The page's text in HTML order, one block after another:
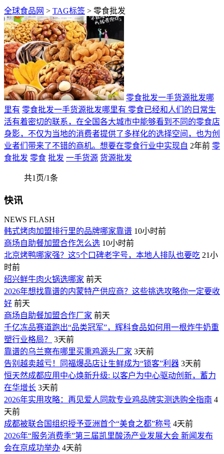
全球食品网 > TAG标签 > 零食批发
零食批发一手货源批发哪
里有 零食批发一手货源批发哪里有 零食已经和人们的日常生
活有着密切的联系，在全国各大城市中能够看到不同的零食店
身影，不仅为当地的消费者提供了多样化的选择空间，也为创
业者们带来了不错的商机。想要在零食行业中实现自 2年前 零
食批发 零食 批发 一手货源 货源批发
共1页/1条
快讯
NEWS FLASH
韩式烤肉加盟排行里的品牌哪家靠谱 10小时前
商场自助餐加盟合作怎么选 10小时前
北京烤鸭哪家强？这5个口碑老字号，本地人排队也要吃 21小
时前
绍兴鲜牛肉火锅选哪家 前天
2026年想找靠谱的内蒙特产供应商？这些挑选攻略你一定要收
好 前天
商场自助餐加盟合作厂家 前天
千亿冻品赛道跑出“品类冠军”，辉科食品如何用一根炸牛奶重
塑行业格局？
3天前
靠谱的乌兰察布哪里买熏鸡源头厂家 3天前
告别越卖越亏！同福爆品店让生鲜成为“锁客”利器 3天前
恒天然成都应用中心焕新升级: 以客户为中心驱动创新，蓄力
在华增长 3天前
2026年实用攻略：再见爱人同款专业鸡品牌实测选购全指南 4
天前
成都被联合国组织授予亚洲首个“美食之都”称号 4天前
2026年“服务消费季”第三届凯里酸汤产业发展大会 新闻发布
会在京成功举办 4天前